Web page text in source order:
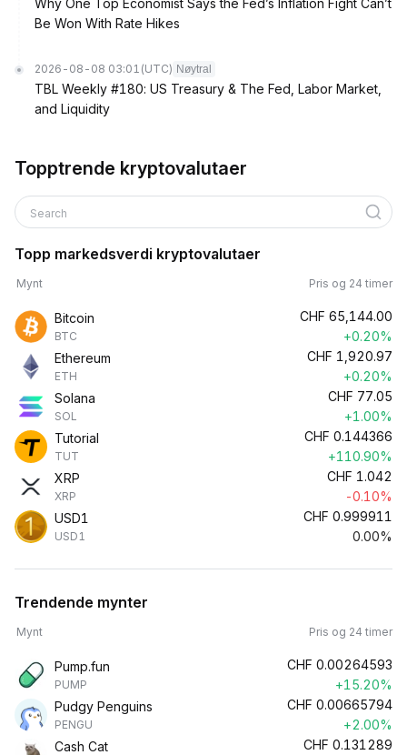
Why One Top Economist Says the Fed’s Inflation Fight Can’t
Be Won With Rate Hikes
2026-08-08 03:01 (UTC) Nøytral
TBL Weekly #180: US Treasury & The Fed, Labor Market,
and Liquidity
Topptrende kryptovalutaer
Search
Topp markedsverdi kryptovalutaer
Mynt Pris og 24 timer
Bitcoin
BTC
CHF 65,144.00
+0.20%
Ethereum
ETH
CHF 1,920.97
+0.20%
Solana
SOL
CHF 77.05
+1.00%
Tutorial
TUT
CHF 0.144366
+110.90%
XRP
XRP
CHF 1.042
-0.10%
USD1
USD1
CHF 0.999911
0.00%
Trendende mynter
Mynt Pris og 24 timer
Pump.fun
PUMP
CHF 0.00264593
+15.20%
Pudgy Penguins
PENGU
CHF 0.00665794
+2.00%
Cash Cat
CHF 0.131289